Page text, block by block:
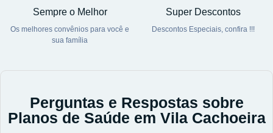
Sempre o Melhor
Os melhores convênios para você e
sua família
Super Descontos
Descontos Especiais, confira !!!
Perguntas e Respostas sobre
Planos de Saúde em Vila Cachoeira